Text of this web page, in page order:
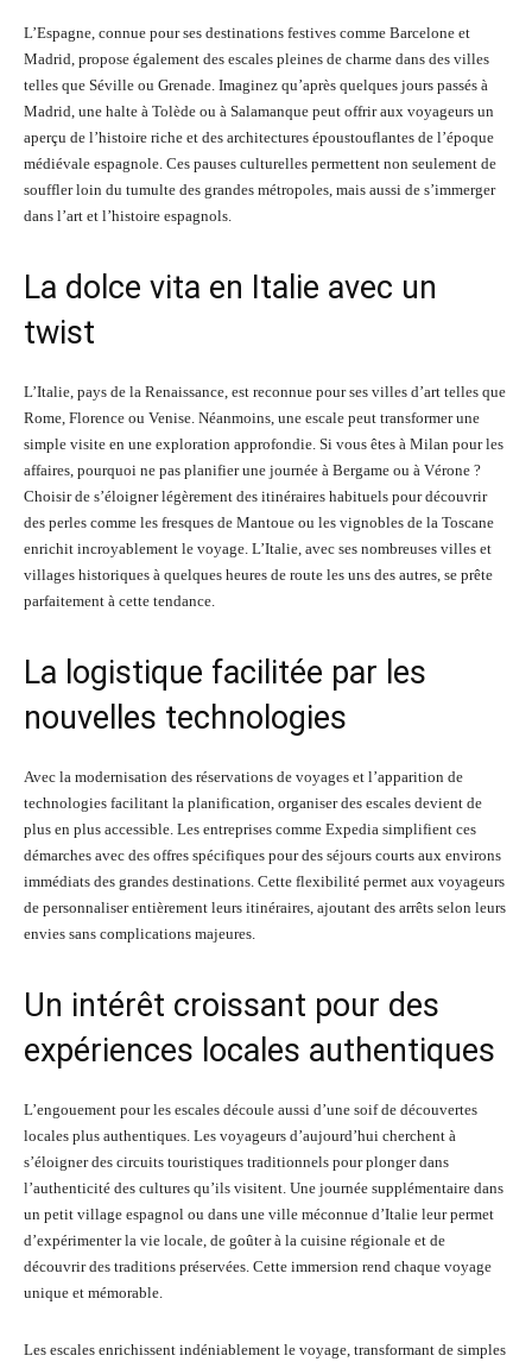
L’Espagne, connue pour ses destinations festives comme Barcelone et
Madrid, propose également des escales pleines de charme dans des villes
telles que Séville ou Grenade. Imaginez qu’après quelques jours passés à
Madrid, une halte à Tolède ou à Salamanque peut offrir aux voyageurs un
aperçu de l’histoire riche et des architectures époustouflantes de l’époque
médiévale espagnole. Ces pauses culturelles permettent non seulement de
souffler loin du tumulte des grandes métropoles, mais aussi de s’immerger
dans l’art et l’histoire espagnols.
La dolce vita en Italie avec un
twist
L’Italie, pays de la Renaissance, est reconnue pour ses villes d’art telles que
Rome, Florence ou Venise. Néanmoins, une escale peut transformer une
simple visite en une exploration approfondie. Si vous êtes à Milan pour les
affaires, pourquoi ne pas planifier une journée à Bergame ou à Vérone ?
Choisir de s’éloigner légèrement des itinéraires habituels pour découvrir
des perles comme les fresques de Mantoue ou les vignobles de la Toscane
enrichit incroyablement le voyage. L’Italie, avec ses nombreuses villes et
villages historiques à quelques heures de route les uns des autres, se prête
parfaitement à cette tendance.
La logistique facilitée par les
nouvelles technologies
Avec la modernisation des réservations de voyages et l’apparition de
technologies facilitant la planification, organiser des escales devient de
plus en plus accessible. Les entreprises comme Expedia simplifient ces
démarches avec des offres spécifiques pour des séjours courts aux environs
immédiats des grandes destinations. Cette flexibilité permet aux voyageurs
de personnaliser entièrement leurs itinéraires, ajoutant des arrêts selon leurs
envies sans complications majeures.
Un intérêt croissant pour des
expériences locales authentiques
L’engouement pour les escales découle aussi d’une soif de découvertes
locales plus authentiques. Les voyageurs d’aujourd’hui cherchent à
s’éloigner des circuits touristiques traditionnels pour plonger dans
l’authenticité des cultures qu’ils visitent. Une journée supplémentaire dans
un petit village espagnol ou dans une ville méconnue d’Italie leur permet
d’expérimenter la vie locale, de goûter à la cuisine régionale et de
découvrir des traditions préservées. Cette immersion rend chaque voyage
unique et mémorable.
Les escales enrichissent indéniablement le voyage, transformant de simples